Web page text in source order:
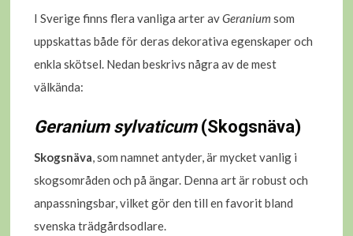
I Sverige finns flera vanliga arter avGeranium som
uppskattas både för deras dekorativa egenskaper och
enkla skötsel. Nedan beskrivs några av de mest
välkända:
Geranium sylvaticum(Skogsnäva)
Skogsnäva, som namnet antyder, är mycket vanlig i
skogsområden och på ängar. Denna art är robust och
anpassningsbar, vilket gör den till en favorit bland
svenska trädgårdsodlare.